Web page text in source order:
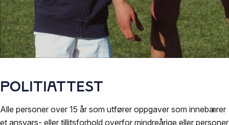
Politiattest
Alle personer over 15 år som utfører oppgaver som innebærer
et ansvars- eller tillitsforhold overfor mindreårige eller personer